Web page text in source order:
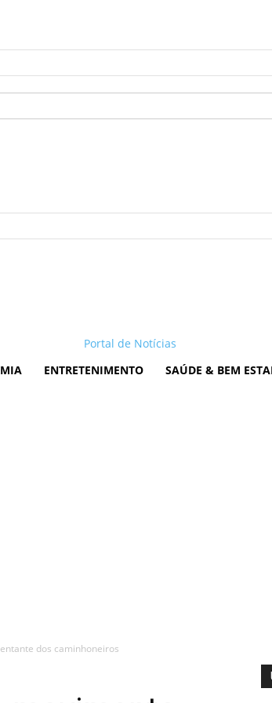
Portal de Notícias
ENTRETENIMENTO SAÚDE & BEM
dos caminhoneiros